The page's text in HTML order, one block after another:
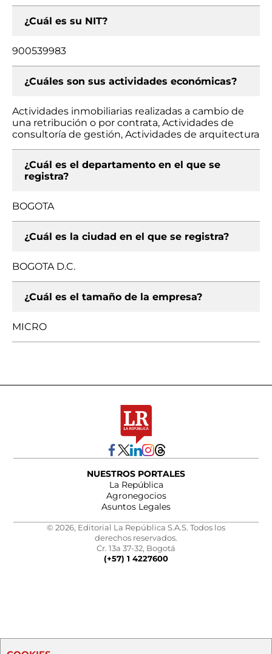
¿Cuál es su NIT?
900539983
¿Cuáles son sus actividades económicas?
Actividades inmobiliarias realizadas a cambio de
una retribución o por contrata, Actividades de
consultoría de gestión, Actividades de arquitectura
¿Cuál es el departamento en el que se
registra?
BOGOTA
¿Cuál es la ciudad en el que se registra?
BOGOTA D.C.
¿Cuál es el tamaño de la empresa?
MICRO
NUESTROS PORTALES
La República
Agronegocios
Asuntos Legales
© 2026, Editorial La República S.A.S. Todos los
derechos reservados.
Cr. 13a 37-32, Bogotá
(+57) 1 4227600